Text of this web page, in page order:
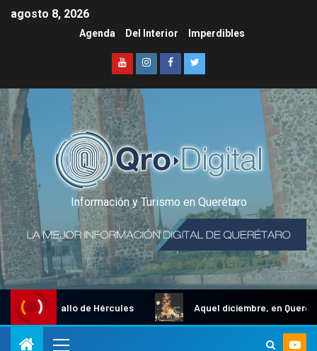
agosto 8, 2026
Agenda Del Interior Imperdibles
Información y Turismo en Querétaro
Gallo de Hércules Aquel diciembre, en Querétaro